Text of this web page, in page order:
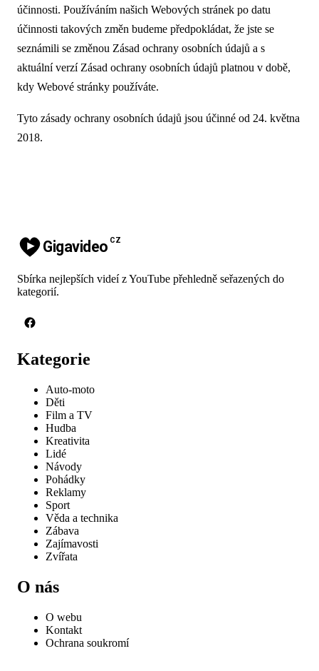
účinnosti. Používáním našich Webových stránek po datu
účinnosti takových změn budeme předpokládat, že jste se
seznámili se změnou Zásad ochrany osobních údajů a s
aktuální verzí Zásad ochrany osobních údajů platnou v době,
kdy Webové stránky používáte.
Tyto zásady ochrany osobních údajů jsou účinné od 24. května
2018.
Gigavideo CZ
Sbírka nejlepších videí z YouTube přehledně seřazených do
kategorií.
Kategorie
Auto-moto
Děti
Film a TV
Hudba
Kreativita
Lidé
Návody
Pohádky
Reklamy
Sport
Věda a technika
Zábava
Zajímavosti
Zvířata
O nás
O webu
Kontakt
Ochrana soukromí